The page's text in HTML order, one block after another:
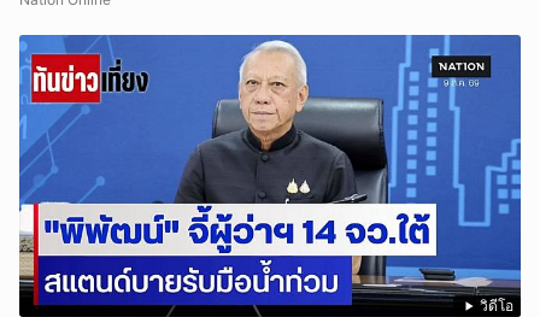
วิดีโอ